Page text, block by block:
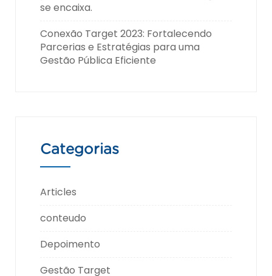
se encaixa.
Conexão Target 2023: Fortalecendo
Parcerias e Estratégias para uma
Gestão Pública Eficiente
Categorias
Articles
conteudo
Depoimento
Gestão Target